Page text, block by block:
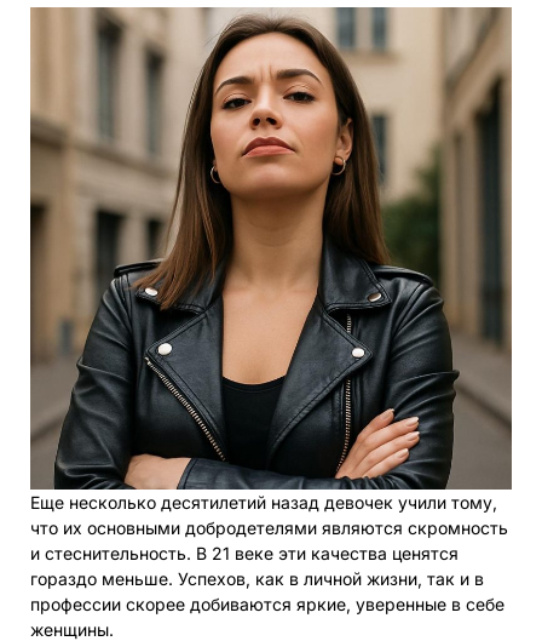
Еще несколько десятилетий назад девочек учили тому,
что их основными добродетелями являются скромность
и стеснительность. В 21 веке эти качества ценятся
гораздо меньше. Успехов, как в личной жизни, так и в
профессии скорее добиваются яркие, уверенные в себе
женщины.